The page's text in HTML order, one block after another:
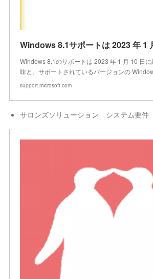
Windows 8.1のサポートは 2023 年 1 月 10 日
味と、サポートされているバージョンの
support.microsoft.com
サロンズソリューション システム要件